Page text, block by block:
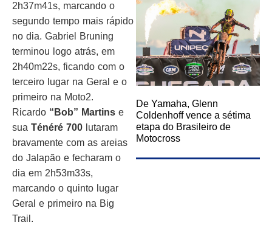
2h37m41s, marcando o
segundo tempo mais rápido
no dia. Gabriel Bruning
terminou logo atrás, em
2h40m22s, ficando com o
terceiro lugar na Geral e o
primeiro na Moto2.
Ricardo “Bob” Martins e
sua Ténéré 700 lutaram
bravamente com as areias
do Jalapão e fecharam o
dia em 2h53m33s,
marcando o quinto lugar
Geral e primeiro na Big
Trail.
De Yamaha, Glenn
Coldenhoff vence a sétima
etapa do Brasileiro de
Motocross